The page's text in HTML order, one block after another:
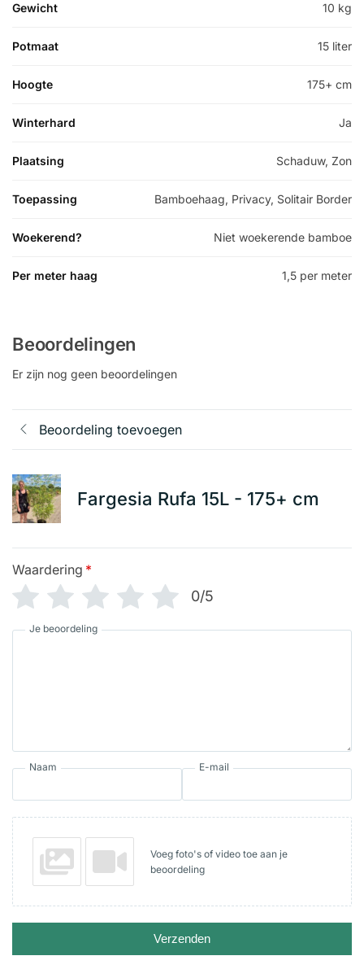
Gewicht 10 kg
Potmaat 15 liter
Hoogte 175+ cm
Winterhard Ja
Plaatsing Schaduw, Zon
Toepassing Bamboehaag, Privacy, Solitair Border
Woekerend? Niet woekerende bamboe
Per meter haag 1,5 per meter
Beoordelingen
Er zijn nog geen beoordelingen
Beoordeling toevoegen
Fargesia Rufa 15L - 175+ cm
Waardering *
0/5
Je beoordeling
Naam E-mail
Voeg foto's of video toe aan je
beoordeling
Verzenden